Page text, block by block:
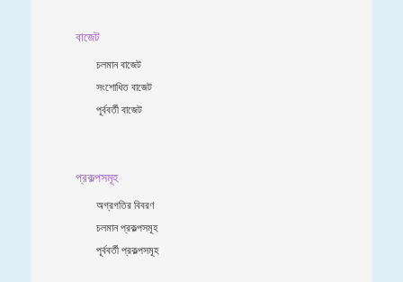
বাজেট
চলমান বাজেট
সংশোধিত বাজেট
পূর্ববর্তী বাজেট
প্রকল্পসমূহ
অগ্রগতির বিবরণ
চলমান প্রকল্পসমূহ
পূর্ববর্তী প্রকল্পসমূহ